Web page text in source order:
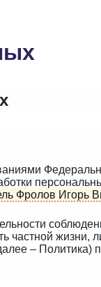
Фролов Игорь
частной жизни,
– Политика)